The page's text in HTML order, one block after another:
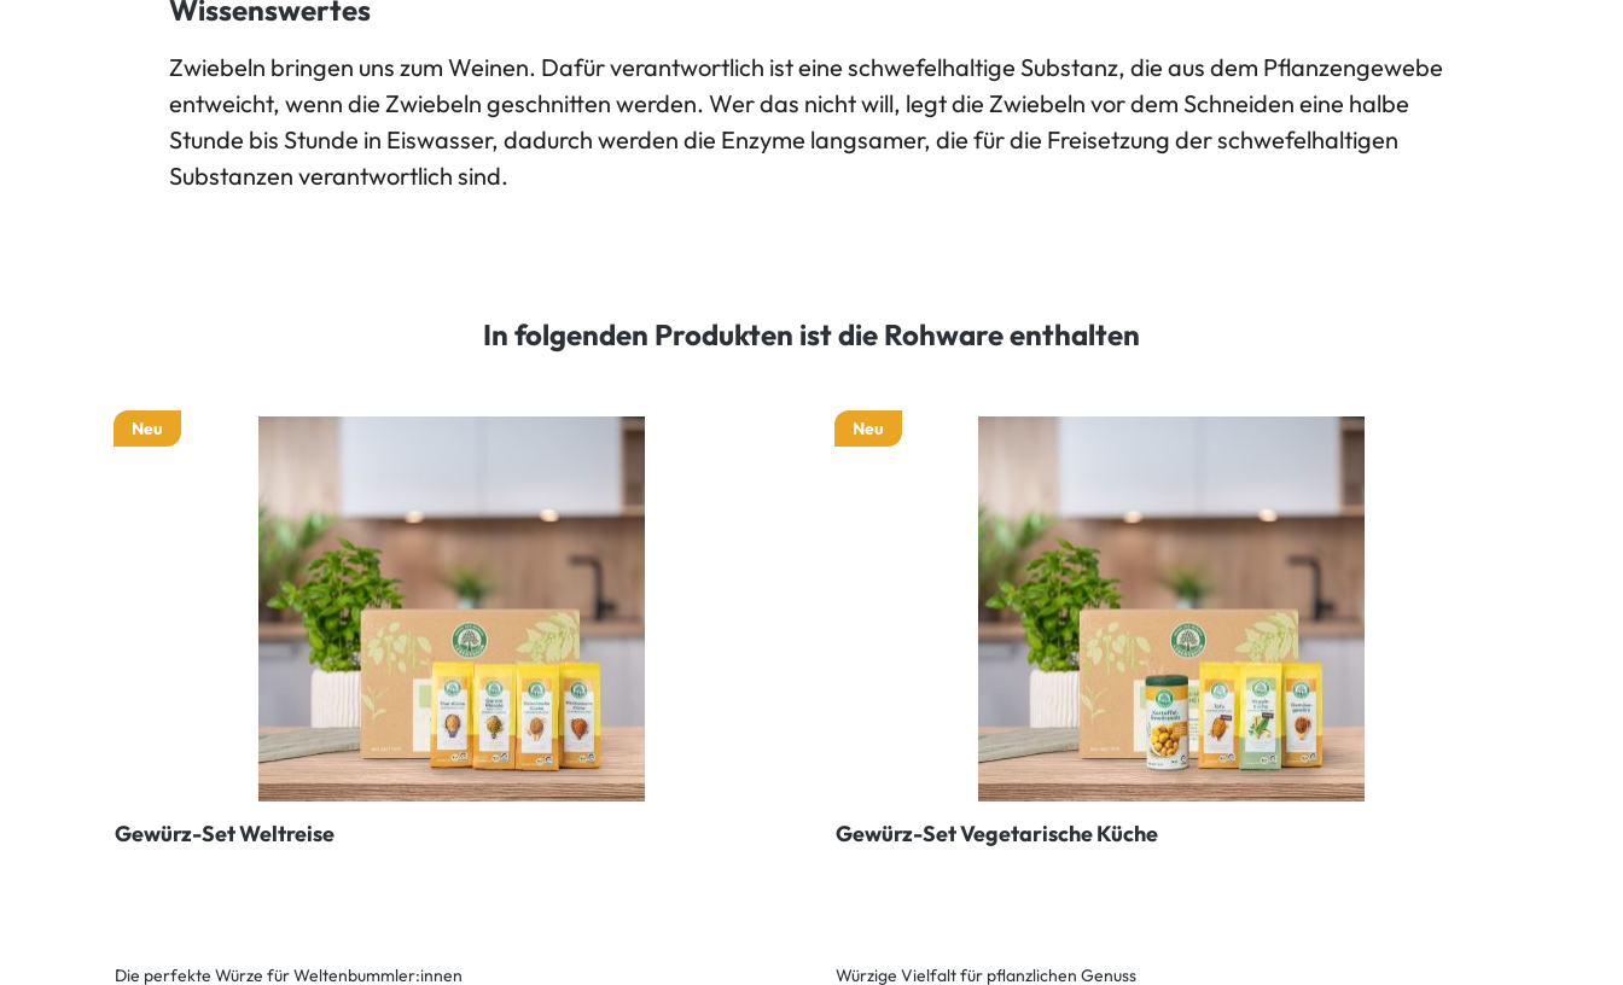
Wissenswertes
Zwiebeln bringen uns zum Weinen. Dafür verantwortlich ist eine schwefelhaltige Substanz, die aus dem Pflanzengewebe
entweicht, wenn die Zwiebeln geschnitten werden. Wer das nicht will, legt die Zwiebeln vor dem Schneiden eine halbe
Stunde bis Stunde in Eiswasser, dadurch werden die Enzyme langsamer, die für die Freisetzung der schwefelhaltigen
Substanzen verantwortlich sind.
In folgenden Produkten ist die Rohware enthalten
Neu
Gewürz-Set Weltreise
Die perfekte Würze für Weltenbummler:innen
Neu
Gewürz-Set Vegetarische Küche
Würzige Vielfalt für pflanzlichen Genuss